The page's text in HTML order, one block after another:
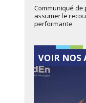
Communiqué de
assumer le
performante
VOIR NOS